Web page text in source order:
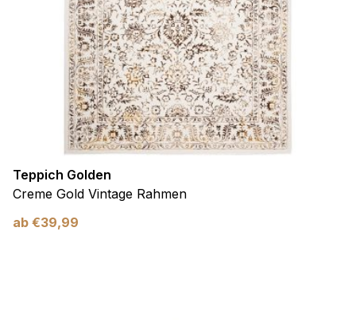
Teppich Golden
Creme Gold Vintage Rahmen
ab €39,99